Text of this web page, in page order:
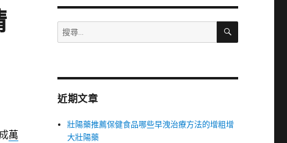
萬
搜
尋
字:
搜
近期文章
壯陽藥推薦保健食品哪些早洩治療方法的增粗增
大壯陽藥